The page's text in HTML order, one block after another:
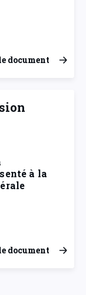
document
à la
document